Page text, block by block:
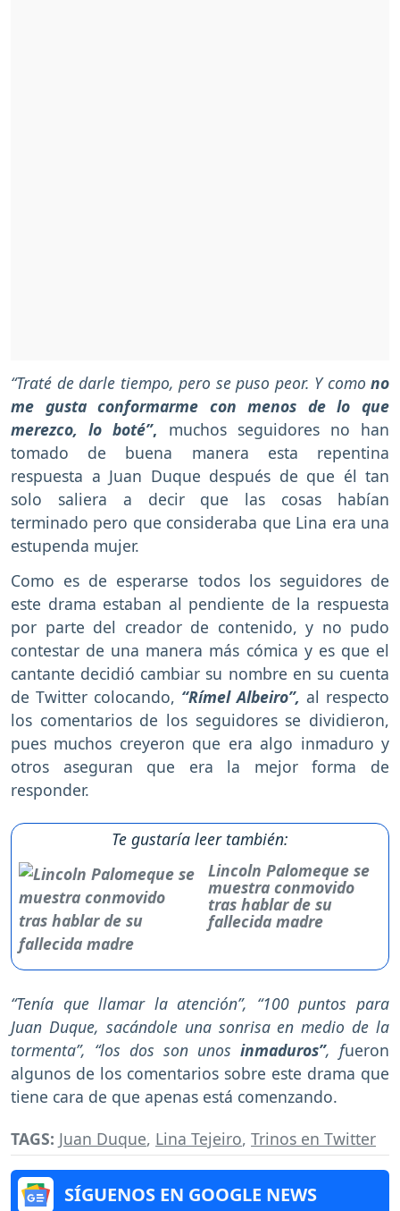
“Traté de darle tiempo, pero se puso peor. Y como no
me gusta conformarme con menos de lo que
merezco, lo boté”, muchos seguidores no han
tomado de buena manera esta repentina
respuesta a Juan Duque después de que él tan
solo saliera a decir que las cosas habían
terminado pero que consideraba que Lina era una
estupenda mujer.
Como es de esperarse todos los seguidores de
este drama estaban al pendiente de la respuesta
por parte del creador de contenido, y no pudo
contestar de una manera más cómica y es que el
cantante decidió cambiar su nombre en su cuenta
de Twitter colocando, “Rímel Albeiro”, al respecto
los comentarios de los seguidores se dividieron,
pues muchos creyeron que era algo inmaduro y
otros aseguran que era la mejor forma de
responder.
Te gustaría leer también:
Lincoln Palomeque se
muestra conmovido
tras hablar de su
fallecida madre
“Tenía que llamar la atención”, “100 puntos para
Juan Duque, sacándole una sonrisa en medio de la
tormenta”, “los dos son unos inmaduros”, fueron
algunos de los comentarios sobre este drama que
tiene cara de que apenas está comenzando.
TAGS: Juan Duque, Lina Tejeiro, Trinos en Twitter
SÍGUENOS EN GOOGLE NEWS